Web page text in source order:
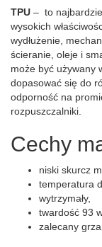
TPU – to
wysokich
wydłużenie,
ścieranie, oleje i
może być używany
dopasować się do
odporność na
rozpuszczalniki.
Cechy
niski skurcz
temperatura
wytrzymały,
twardość 93
zalecany